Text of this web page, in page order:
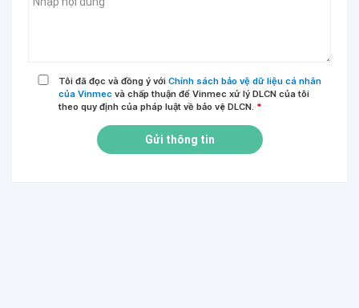
Tôi đã đọc và đồng ý với Chính sách bảo vệ dữ liệu cá nhân
của Vinmec và chấp thuận để Vinmec xử lý DLCN của tôi
theo quy định của pháp luật về bảo vệ DLCN. *
Gửi thông tin